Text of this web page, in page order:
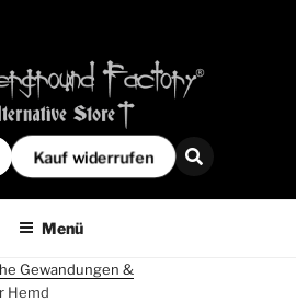
Kauf widerrufen
Menü
Gewandungen &
Hemd